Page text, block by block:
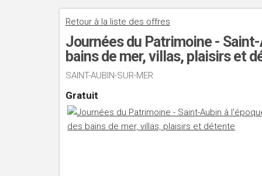
Retour à la liste des offres
Journées du Patrimoine -
bains de mer, villas, plaisirs et
SAINT-AUBIN-SUR-MER
Gratuit